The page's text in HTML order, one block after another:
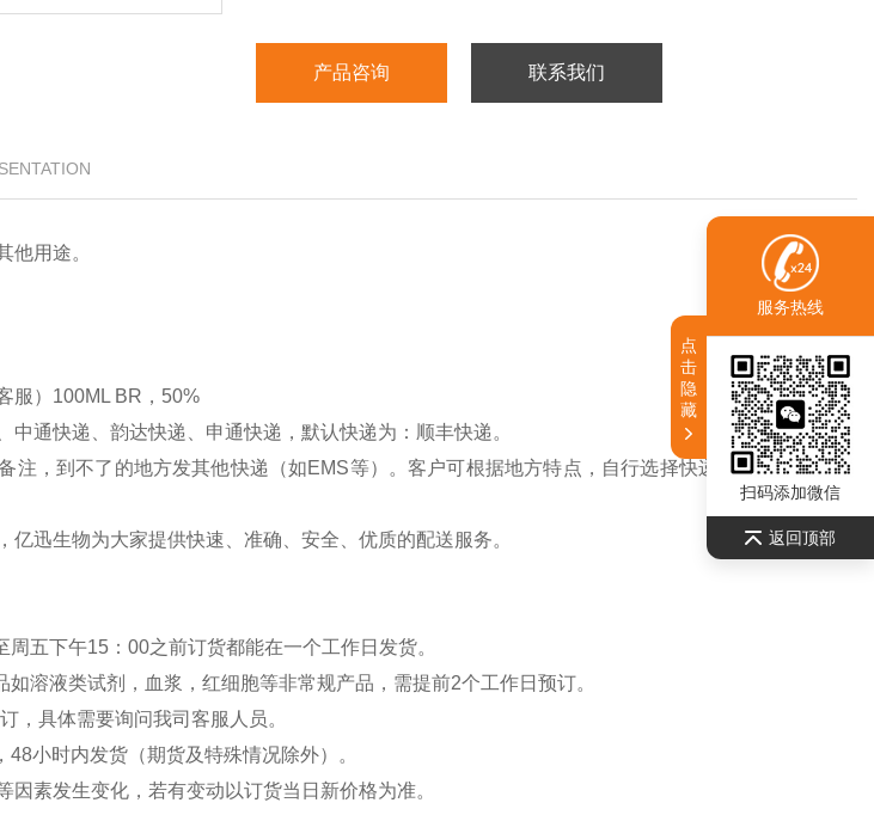
产品咨询 联系我们
他用途。
服）100ML BR，50%
中通快递、韵达快递、申通快递，默认快递为：顺丰快递。
注，到不了的地方发其他快递（如EMS等）。客户可根据地方特点，自行选择快递公司，请联系
亿迅生物为大家提供快速、准确、安全、优质的配送服务。
五下午15：00之前订货都能在一个工作日发货。
溶液类试剂，血浆，红细胞等非常规产品，需提前2个工作日预订。
，具体需要询问我司客服人员。
小时内发货（期货及特殊情况除外）。
因素发生变化，若有变动以订货当日新价格为准。
服务热线
扫码添加微信
返回顶部
点
击
隐
藏